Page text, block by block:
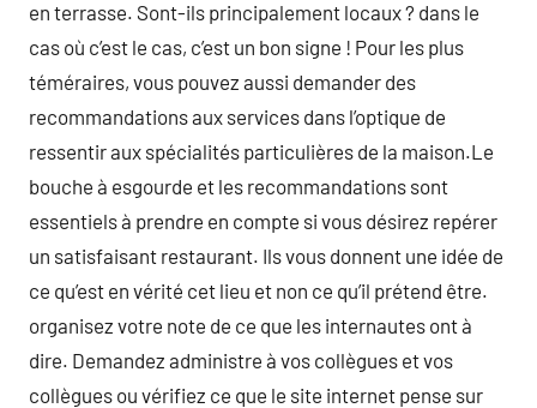
en terrasse. Sont-ils principalement locaux ? dans le
cas où c’est le cas, c’est un bon signe ! Pour les plus
téméraires, vous pouvez aussi demander des
recommandations aux services dans l’optique de
ressentir aux spécialités particulières de la maison.Le
bouche à esgourde et les recommandations sont
essentiels à prendre en compte si vous désirez repérer
un satisfaisant restaurant. Ils vous donnent une idée de
ce qu’est en vérité cet lieu et non ce qu’il prétend être.
organisez votre note de ce que les internautes ont à
dire. Demandez administre à vos collègues et vos
collègues ou vérifiez ce que le site internet pense sur